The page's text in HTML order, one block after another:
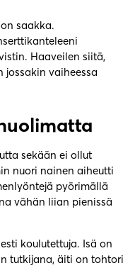
saakka.
Haaveilen siitä,
jossakin vaiheessa
sekään ei ollut
nuori nainen aiheutti
pyörimällä
vähän liian pienissä
koulutettuja. Isä on
tutkijana, äiti on tohtori